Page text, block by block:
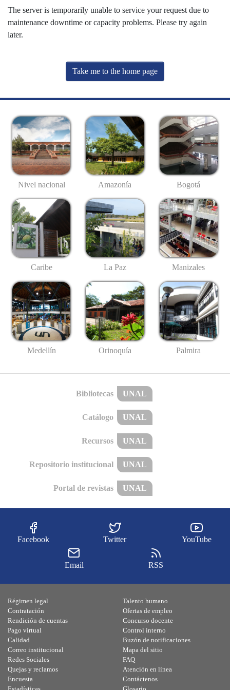
The server is temporarily unable to service your request due to
maintenance downtime or capacity problems. Please try again
later.
Take me to the home page
Nivel nacional Amazonía Bogotá
Caribe La Paz Manizales
Medellín Orinoquía Palmira
Bibliotecas UNAL
Catálogo UNAL
Recursos UNAL
Repositorio institucional UNAL
Portal de revistas UNAL
Facebook Twitter YouTube
Email RSS
Régimen legal
Contratación
Rendición de cuentas
Pago virtual
Calidad
Talento humano
Ofertas de empleo
Concurso docente
Control interno
Buzón de notificaciones
Correo institucional
Redes Sociales
Quejas y reclamos
Encuesta
Mapa del sitio
FAQ
Atención en línea
Contáctenos